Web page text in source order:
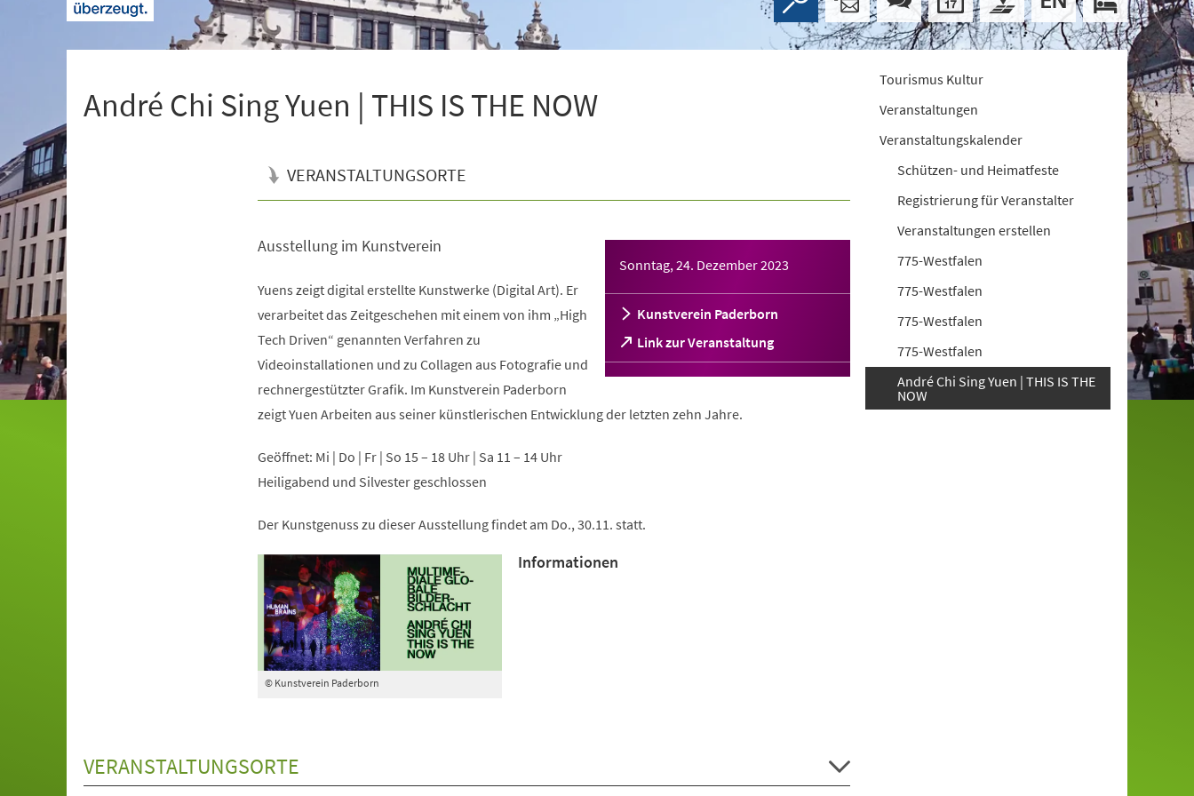
André Chi Sing Yuen | THIS IS THE NOW
VERANSTALTUNGSORTE
Sonntag, 24. Dezember 2023
Kunstverein Paderborn
Link zur Veranstaltung
(Öffnet
in
einem
Tab)
Ausstellung im Kunstverein
Yuens zeigt digital erstellte Kunstwerke (Digital Art). Er
verarbeitet das Zeitgeschehen mit einem von ihm „High
Tech Driven“ genannten Verfahren zu
Videoinstallationen und zu Collagen aus Fotografie und
rechnergestützter Grafik. Im Kunstverein Paderborn
zeigt Yuen Arbeiten aus seiner künstlerischen Entwicklung der letzten zehn Jahre.
Geöffnet: Mi | Do | Fr | So 15 – 18 Uhr | Sa 11 – 14 Uhr
Heiligabend und Silvester geschlossen
Der Kunstgenuss zu dieser Ausstellung findet am Do., 30.11. statt.
© Kunstverein Paderborn
Informationen
VERANSTALTUNGSORTE
Tourismus Kultur
Veranstaltungen
Veranstaltungskalender
Schützen- und Heimatfeste
Registrierung für Veranstalter
Veranstaltungen erstellen
775-Westfalen
775-Westfalen
775-Westfalen
775-Westfalen
André Chi Sing Yuen | THIS IS THE
NOW